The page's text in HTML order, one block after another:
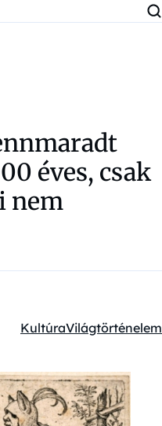
éves, csak
nem
Kategóriák:
KultúraVilágtörténelem